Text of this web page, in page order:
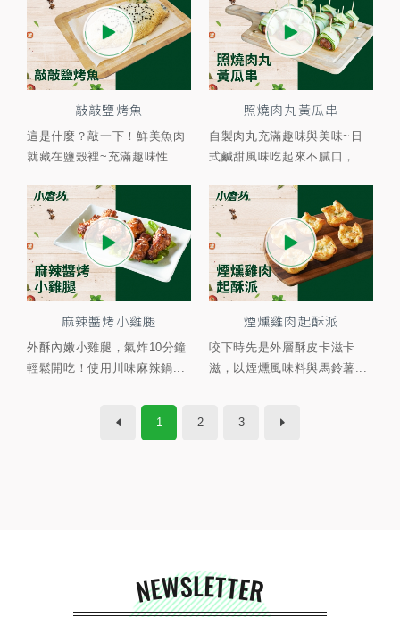
敲敲鹽烤魚
這是什麼？敲一下！鮮美魚肉
就藏在鹽殼裡~充滿趣味性...
照燒肉丸黃瓜串
自製肉丸充滿趣味與美味~日
式鹹甜風味吃起來不膩口，...
麻辣醬烤小雞腿
外酥內嫩小雞腿，氣炸10分鐘
輕鬆開吃！使用川味麻辣鍋...
煙燻雞肉起酥派
咬下時先是外層酥皮卡滋卡
滋，以煙燻風味料與馬鈴薯...
1 2 3
NEWSLETTER